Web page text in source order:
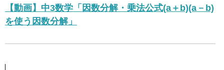
【動画】中3数学「因数分解・乗法公式(a＋b)(a－b)
を使う因数分解」